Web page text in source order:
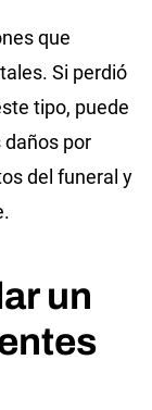
que
Si perdió
tipo, puede
daños por
del funeral y
un